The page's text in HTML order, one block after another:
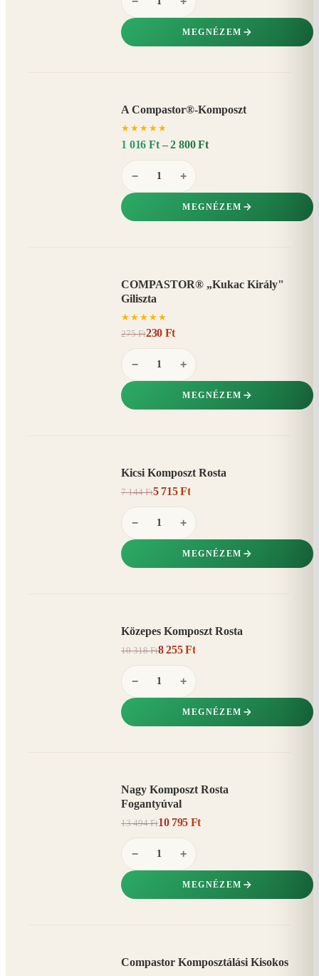
MEGNÉZEM
A Compastor®-Komposzt
★ ★ ★ ★ ★
1 016 Ft – 2 800 Ft
− +
MEGNÉZEM
COMPASTOR® „Kukac Király"
Giliszta
★ ★ ★ ★ ★
275 Ft230 Ft
− +
MEGNÉZEM
Kicsi Komposzt Rosta
7 144 Ft5 715 Ft
− +
MEGNÉZEM
Közepes Komposzt Rosta
10 318 Ft8 255 Ft
− +
MEGNÉZEM
Nagy Komposzt Rosta
Fogantyúval
13 494 Ft10 795 Ft
− +
MEGNÉZEM
Compastor Komposztálási Kisokos